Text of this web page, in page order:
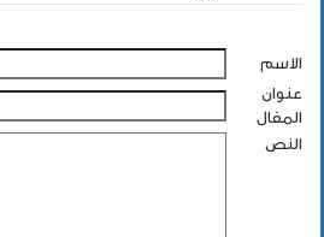
الاسم
عنوان
المقال
النص